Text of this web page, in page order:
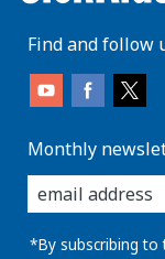
Find and follow
Monthly
enter
you
email
address:
*By subscribing to